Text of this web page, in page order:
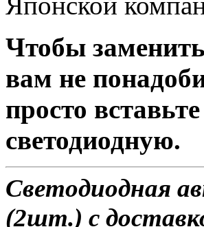
Чтобы
вам не
просто
светодиодную.
Светодиодная
(2шт.) с